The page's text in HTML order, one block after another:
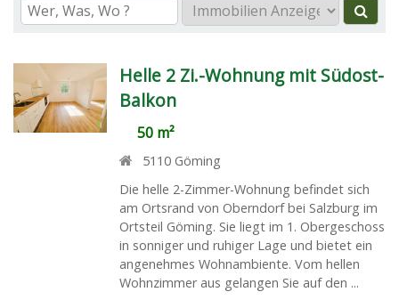
Helle 2 Zi.-Wohnung mit Südost-
Balkon
50 m²
5110 Göming
Die helle 2-Zimmer-Wohnung befindet sich
am Ortsrand von Oberndorf bei Salzburg im
Ortsteil Göming. Sie liegt im 1. Obergeschoss
in sonniger und ruhiger Lage und bietet ein
angenehmes Wohnambiente. Vom hellen
Wohnzimmer aus gelangen Sie auf den ...